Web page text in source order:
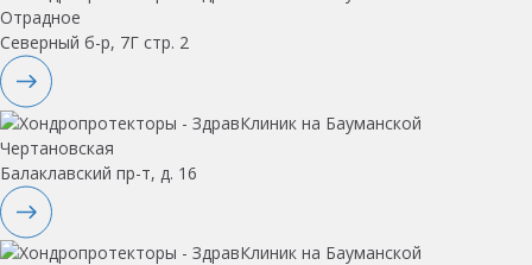
Отрадное
Северный б-р, 7Г стр. 2
Чертановская
Балаклавский пр-т, д. 16